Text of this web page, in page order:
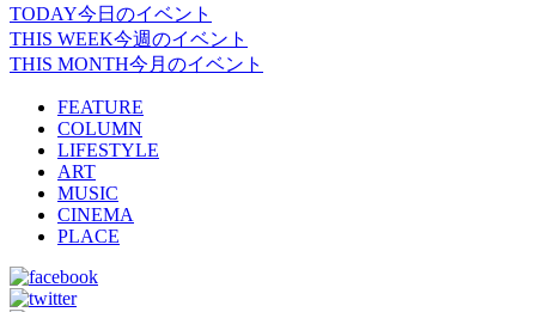
TODAY今日のイベント
THIS WEEK今週のイベント
THIS MONTH今月のイベント
FEATURE
COLUMN
LIFESTYLE
ART
MUSIC
CINEMA
PLACE